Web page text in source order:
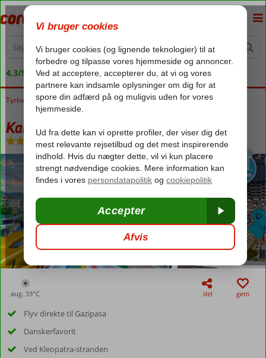
4,3/5 på Trustpilot
Forside
Tyrkiet Tyrkiets sydkyst Alanya Kahya Hotel
Kahya Hotel
All Inclusive-Hotel
aug. 33°C del gem
Flyv direkte til Gazipasa
Danskerfavorit
Ved Kleopatra-stranden